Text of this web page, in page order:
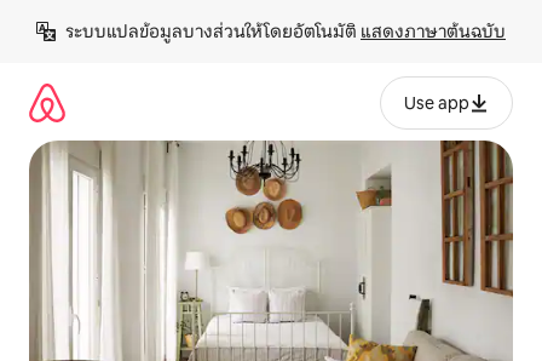
เนื้อหา
ระบบแปลข้อมูลบางส่วนให้โดยอัตโนมัติ แสดงภาษาต้นฉบับ
Use app